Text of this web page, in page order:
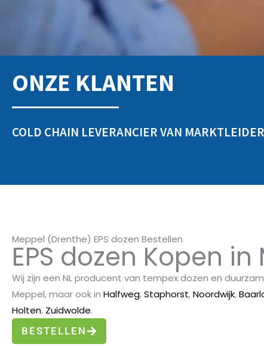
ONZE KLANTEN
COLD CHAIN LEVERANCIER VAN
Meppel (Drenthe) EPS dozen Bestellen
EPS dozen Kopen
Wij zijn een NL producent van tempex dozen en
Meppel, maar ook in Halfweg,Staphorst,Noordwijk,
Holten, Zuidwolde.
BESTELLEN